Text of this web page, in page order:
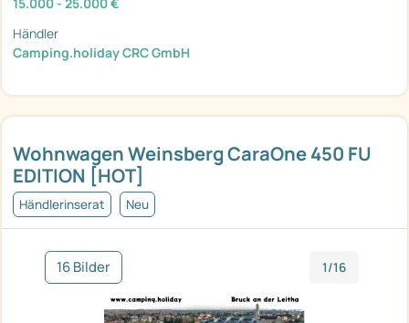
Wohnwagen Weinsberg CaraOne 450 FU
EDITION [HOT]
Händlerinserat Neu
16 Bilder 1/16
Händler
Camping.holiday CRC GmbH